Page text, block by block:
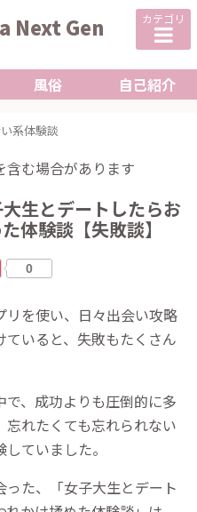
カテゴリ
Next Gen
風俗 自己紹介
系体験談
含む場合があります
生とデートしたらお
体験談【失敗談】
0
を使い、日々出会い攻略
ていると、失敗もたくさん
、成功よりも圧倒的に多
れたくても忘れられない
ていました。
た、「女子大生とデート